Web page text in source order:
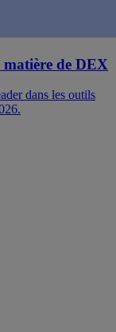
matière de DEX
dans les outils